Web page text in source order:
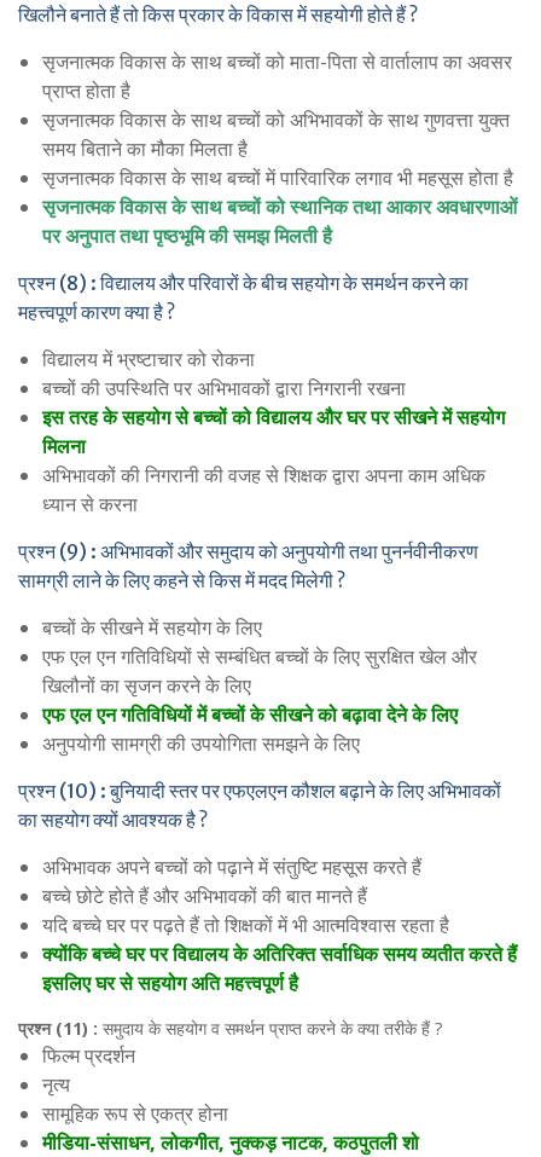
खिलौने बनाते हैं तो किस प्रकार के विकास में सहयोगी होते हैं ?
सृजनात्मक विकास के साथ बच्चों को माता-पिता से वार्तालाप का अवसर
प्राप्त होता है
सृजनात्मक विकास के साथ बच्चों को अभिभावकों के साथ गुणवत्ता युक्त
समय बिताने का मौका मिलता है
सृजनात्मक विकास के साथ बच्चों में पारिवारिक लगाव भी महसूस होता है
सृजनात्मक विकास के साथ बच्चों को स्थानिक तथा आकार अवधारणाओं
पर अनुपात तथा पृष्ठभूमि की समझ मिलती है
प्रश्न (8) : विद्यालय और परिवारों के बीच सहयोग के समर्थन करने का
महत्त्वपूर्ण कारण क्या है ?
विद्यालय में भ्रष्टाचार को रोकना
बच्चों की उपस्थिति पर अभिभावकों द्वारा निगरानी रखना
इस तरह के सहयोग से बच्चों को विद्यालय और घर पर सीखने में सहयोग
मिलना
अभिभावकों की निगरानी की वजह से शिक्षक द्वारा अपना काम अधिक
ध्यान से करना
प्रश्न (9) : अभिभावकों और समुदाय को अनुपयोगी तथा पुनर्नवीनीकरण
सामग्री लाने के लिए कहने से किस में मदद मिलेगी ?
बच्चों के सीखने में सहयोग के लिए
एफ एल एन गतिविधियों से सम्बंधित बच्चों के लिए सुरक्षित खेल और
खिलौनों का सृजन करने के लिए
एफ एल एन गतिविधियों में बच्चों के सीखने को बढ़ावा देने के लिए
अनुपयोगी सामग्री की उपयोगिता समझने के लिए
प्रश्न (10) : बुनियादी स्तर पर एफएलएन कौशल बढ़ाने के लिए अभिभावकों
का सहयोग क्यों आवश्यक है ?
अभिभावक अपने बच्चों को पढ़ाने में संतुष्टि महसूस करते हैं
बच्चे छोटे होते हैं और अभिभावकों की बात मानते हैं
यदि बच्चे घर पर पढ़ते हैं तो शिक्षकों में भी आत्मविश्वास रहता है
क्योंकि बच्चे घर पर विद्यालय के अतिरिक्त सर्वाधिक समय व्यतीत करते हैं
इसलिए घर से सहयोग अति महत्त्वपूर्ण है
प्रश्न (11) : समुदाय के सहयोग व समर्थन प्राप्त करने के क्या तरीके हैं ?
फिल्म प्रदर्शन
नृत्य
सामूहिक रूप से एकत्र होना
मीडिया-संसाधन, लोकगीत, नुक्कड़ नाटक, कठपुतली शो